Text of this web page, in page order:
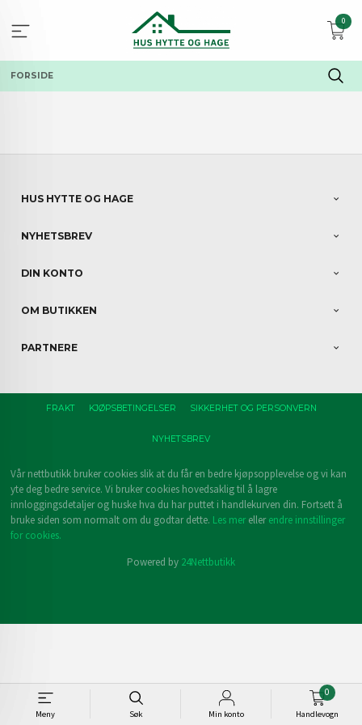
innholdet
Meny Søk Min konto Handlevogn
0
0
FORSIDE
HUS HYTTE OG HAGE
NYHETSBREV
DIN KONTO
OM BUTIKKEN
PARTNERE
FRAKT KJØPSBETINGELSER SIKKERHET OG PERSONVERN
NYHETSBREV
Vår nettbutikk bruker cookies slik at du får en bedre kjøpsopplevelse og vi kan
yte deg bedre service. Vi bruker cookies hovedsaklig til å lagre
innloggingsdetaljer og huske hva du har puttet i handlekurven din. Fortsett å
bruke siden som normalt om du godtar dette. Les merellerendre innstillinger
for cookies.
Powered by 24Nettbutikk